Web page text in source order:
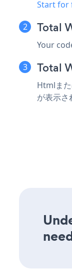
Start for
Total
Your
Total
Htmlま
が表示さ